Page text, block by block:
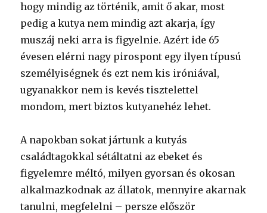
hogy mindig az történik, amit ő akar, most
pedig a kutya nem mindig azt akarja, így
muszáj neki arra is figyelnie. Azért ide 65
évesen elérni nagy pirospont egy ilyen típusú
személyiségnek és ezt nem kis iróniával,
ugyanakkor nem is kevés tisztelettel
mondom, mert biztos kutyanehéz lehet.
A napokban sokat jártunk a kutyás
családtagokkal sétáltatni az ebeket és
figyelemre méltó, milyen gyorsan és okosan
alkalmazkodnak az állatok, mennyire akarnak
tanulni, megfelelni – persze először